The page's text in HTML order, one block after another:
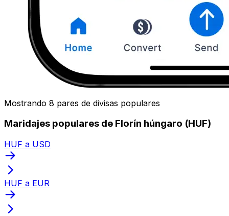
Mostrando 8 pares de divisas populares
Maridajes populares de Florín húngaro (HUF)
HUF a USD
HUF a EUR